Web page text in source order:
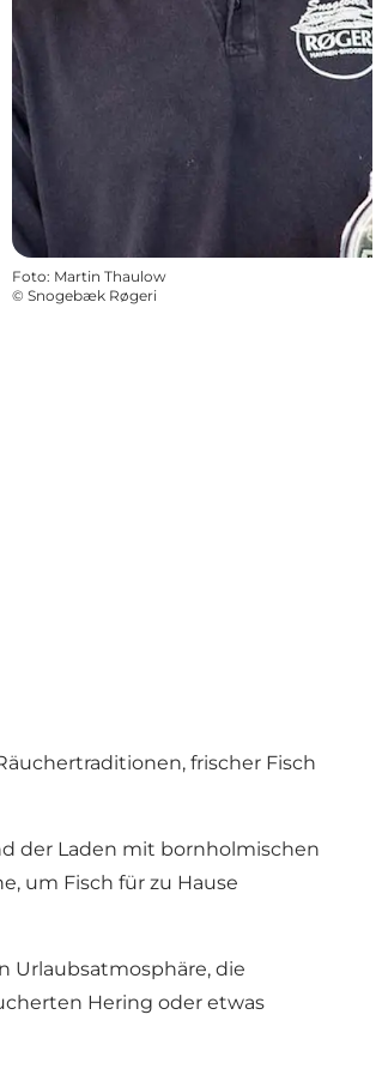
Foto: Martin Thaulow
© Snogebæk Røgeri
frischer Fisch
der Laden mit bornholmischen
um Fisch für zu Hause
Urlaubsatmosphäre, die
Hering oder etwas